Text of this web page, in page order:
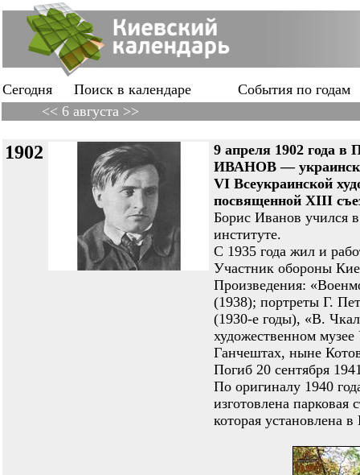
Сегодня Поиск в календаре
События по годам
<< 6 августа >>
1902
9 апреля 1902 года в
ИВАНОВ —
VI Всеукраинской
посвященной XIII
Борис Иванов учился
институте.
С 1935 года жил и
Участник обороны
Произведения:
(1938); портреты Г.
(1930-е годы), «В.
художественном
Ганчештах, ныне
Погиб 20 сентября
По оригиналу 1940
изготовлена парковая
которая установлена